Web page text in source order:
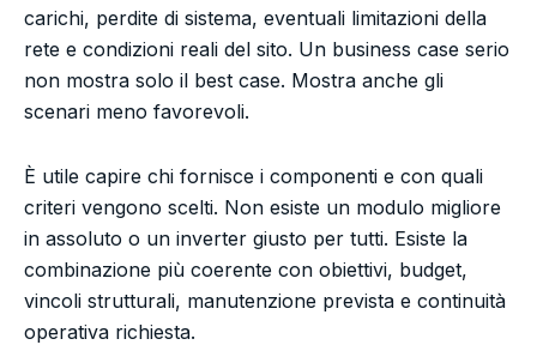
carichi, perdite di sistema, eventuali limitazioni della
rete e condizioni reali del sito. Un business case serio
non mostra solo il best case. Mostra anche gli
scenari meno favorevoli.
È utile capire chi fornisce i componenti e con quali
criteri vengono scelti. Non esiste un modulo migliore
in assoluto o un inverter giusto per tutti. Esiste la
combinazione più coerente con obiettivi, budget,
vincoli strutturali, manutenzione prevista e continuità
operativa richiesta.